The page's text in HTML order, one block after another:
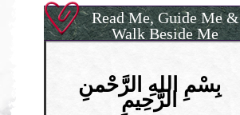
Read Me, Guide Me &
Walk Beside Me
بِسْمِ اللهِ الرَّحْمنِ
الرَّحِيمِ